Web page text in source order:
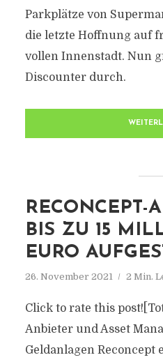
Parkplätze von
die letzte Hoffnung auf
vollen Innenstadt. Nun
Discounter durch.
RECONCEPT-
BIS ZU 15
EURO
26. November 2021 2 Min.
Click to rate this
Anbieter und Asset
Geldanlagen Reconcept